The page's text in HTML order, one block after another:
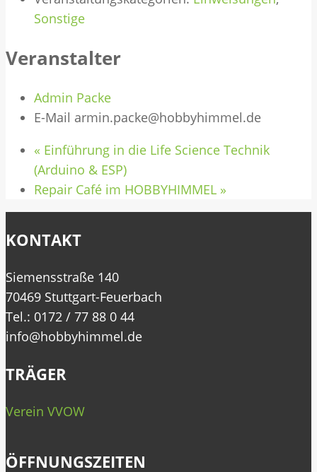
Sonstige
Veranstalter
Admin Packe
E-Mail armin.packe@hobbyhimmel.de
« Einführung in die Life Science Technik
(Arduino & ESP)
Repair Café im HOBBYHIMMEL »
KONTAKT
Siemensstraße 140
70469 Stuttgart-Feuerbach
Tel.: 0172 / 77 88 0 44
info@hobbyhimmel.de
TRÄGER
Verein VVOW
ÖFFNUNGSZEITEN